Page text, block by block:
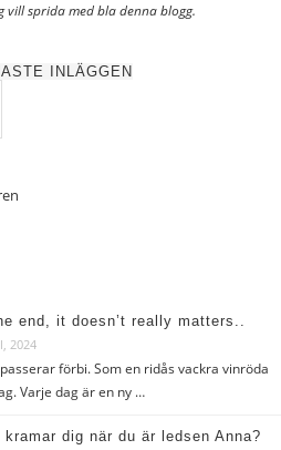
vill sprida med bla denna blogg.
INLÄGGEN
end, it doesn’t really matters..
2024
förbi. Som en ridås vackra vinröda
Varje dag är en ny …
kramar dig när du är ledsen Anna?